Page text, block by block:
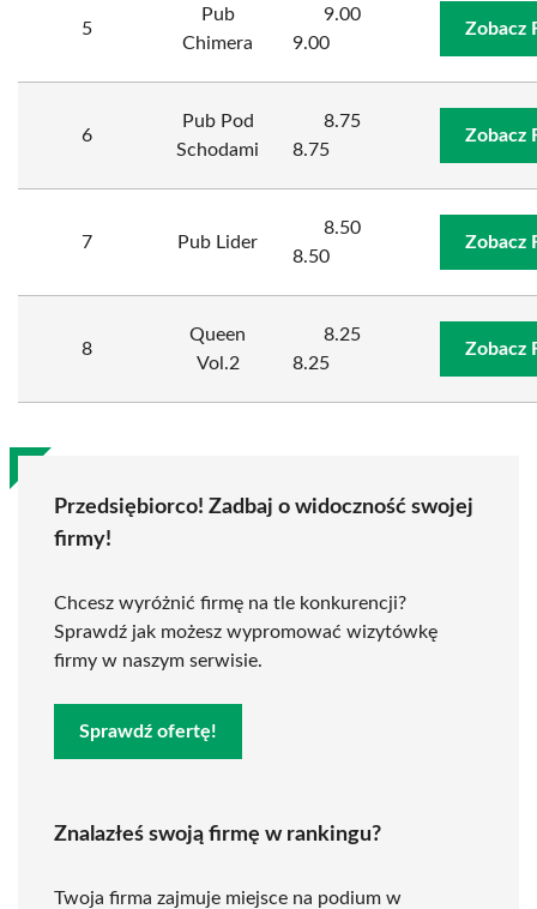
5
Pub
Chimera
9.00
9.00
Zobacz
6
Pub Pod
Schodami
8.75
8.75
Zobacz
7 Pub Lider
8.50
8.50
Zobacz
8
Queen
Vol.2
8.25
8.25
Zobacz
Przedsiębiorco! Zadbaj o widoczność swojej
firmy!
Chcesz wyróżnić firmę na tle konkurencji?
Sprawdź jak możesz wypromować wizytówkę
firmy w naszym serwisie.
Sprawdź ofertę!
Znalazłeś swoją firmę w rankingu?
Twoja firma zajmuje miejsce na podium w